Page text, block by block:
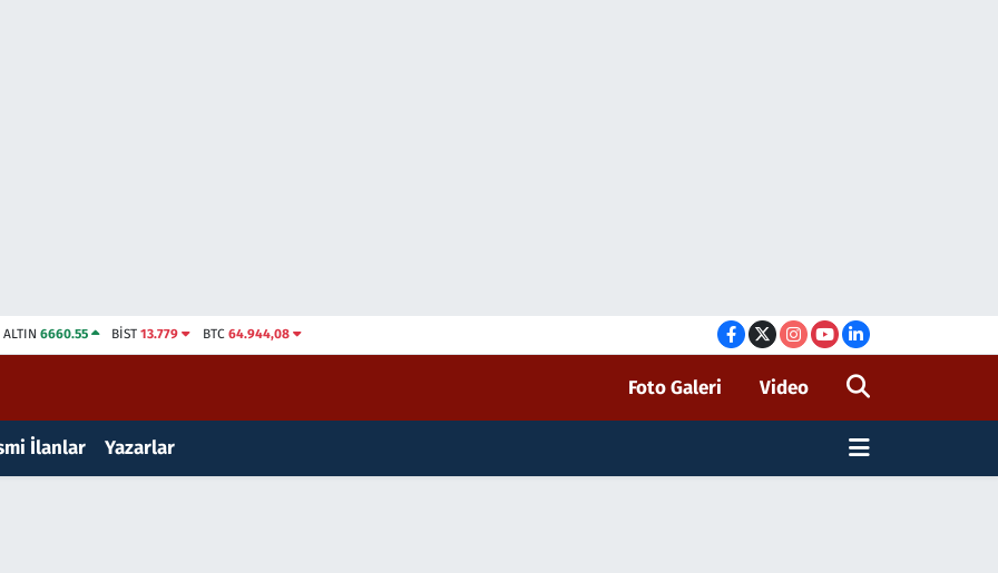
ALTIN 6660.55 BİST13.779 BTC 64.944,08
Foto Galeri Video
İlanlar Yazarlar